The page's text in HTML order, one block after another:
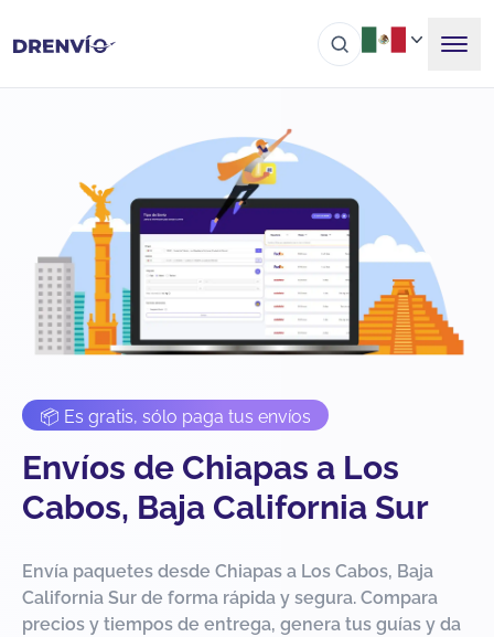
📦 Es gratis, sólo paga tus envíos
Envíos de Chiapas a Los
Cabos, Baja California Sur
Envía paquetes desde Chiapas a Los Cabos, Baja
California Sur de forma rápida y segura. Compara
precios y tiempos de entrega, genera tus guías y da